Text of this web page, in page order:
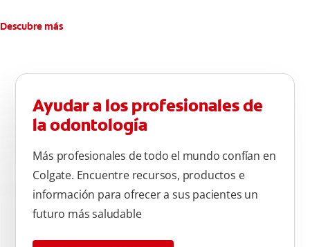
Descubre más
Ayudar a los profesionales de
la odontología
Más profesionales de todo el mundo confían en
Colgate. Encuentre recursos, productos e
información para ofrecer a sus pacientes un
futuro más saludable